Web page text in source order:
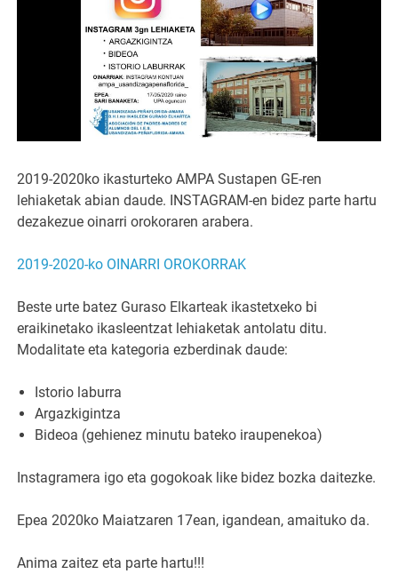
2019-2020ko ikasturteko AMPA Sustapen GE-ren
lehiaketak abian daude. INSTAGRAM-en bidez parte hartu
dezakezue oinarri orokoraren arabera.
2019-2020-ko OINARRI OROKORRAK
Beste urte batez Guraso Elkarteak ikastetxeko bi
eraikinetako ikasleentzat lehiaketak antolatu ditu.
Modalitate eta kategoria ezberdinak daude:
Istorio laburra
Argazkigintza
Bideoa (gehienez minutu bateko iraupenekoa)
Instagramera igo eta gogokoak like bidez bozka daitezke.
Epea 2020ko Maiatzaren 17ean, igandean, amaituko da.
Anima zaitez eta parte hartu!!!